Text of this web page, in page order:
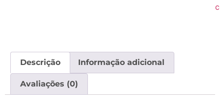
Descrição Informação adicional
Avaliações (0)